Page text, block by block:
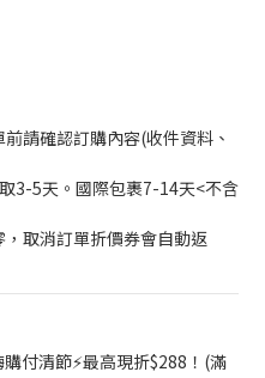
請確認訂購內容(收件資料、
3-5天。國際包裹7-14天<不含
取消訂單折價券會自動返
購付清節⚡最高現折$288！(滿